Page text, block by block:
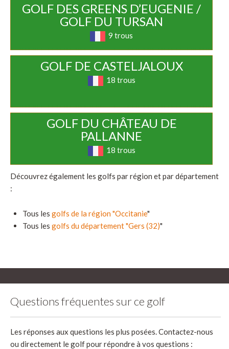
GOLF DES GREENS D’EUGENIE /
GOLF DU TURSAN
9 trous
GOLF DE CASTELJALOUX
18 trous
GOLF DU CHÂTEAU DE
PALLANNE
18 trous
Découvrez également les golfs par région et par département
:
Tous les golfs de la région "Occitanie"
Tous les golfs du département "Gers (32)"
Questions fréquentes sur ce golf
Les réponses aux questions les plus posées. Contactez-nous
ou directement le golf pour répondre à vos questions :